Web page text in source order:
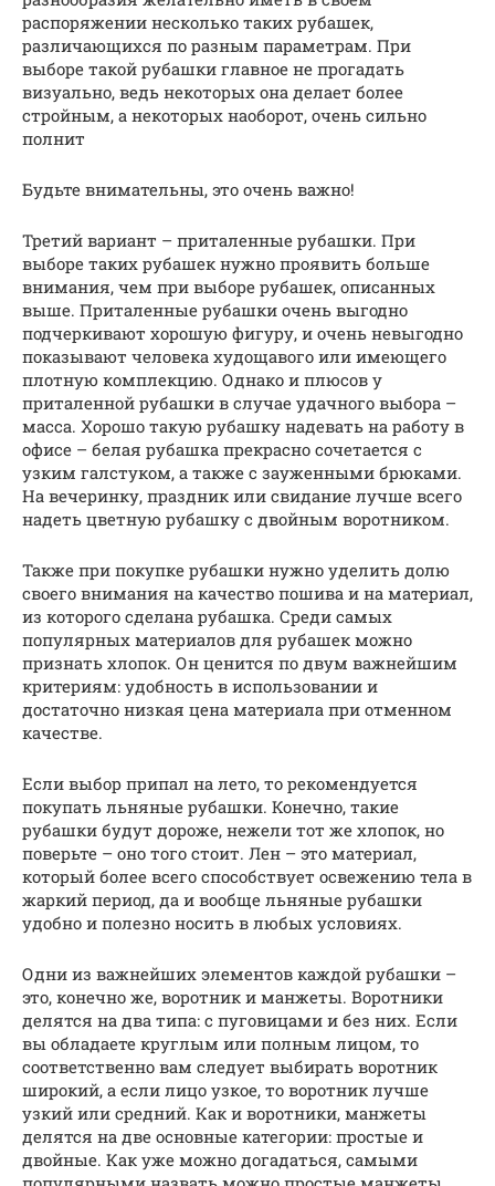
распоряжении несколько таких рубашек,
различающихся по разным параметрам. При
выборе такой рубашки главное не прогадать
визуально, ведь некоторых она делает более
стройным, а некоторых наоборот, очень сильно
полнит
Будьте внимательны, это очень важно!
Третий вариант – приталенные рубашки. При
выборе таких рубашек нужно проявить больше
внимания, чем при выборе рубашек, описанных
выше. Приталенные рубашки очень выгодно
подчеркивают хорошую фигуру, и очень невыгодно
показывают человека худощавого или имеющего
плотную комплекцию. Однако и плюсов у
приталенной рубашки в случае удачного выбора –
масса. Хорошо такую рубашку надевать на работу в
офисе – белая рубашка прекрасно сочетается с
узким галстуком, а также с зауженными брюками.
На вечеринку, праздник или свидание лучше всего
надеть цветную рубашку с двойным воротником.
Также при покупке рубашки нужно уделить долю
своего внимания на качество пошива и на материал,
из которого сделана рубашка. Среди самых
популярных материалов для рубашек можно
признать хлопок. Он ценится по двум важнейшим
критериям: удобность в использовании и
достаточно низкая цена материала при отменном
качестве.
Если выбор припал на лето, то рекомендуется
покупать льняные рубашки. Конечно, такие
рубашки будут дороже, нежели тот же хлопок, но
поверьте – оно того стоит. Лен – это материал,
который более всего способствует освежению тела в
жаркий период, да и вообще льняные рубашки
удобно и полезно носить в любых условиях.
Одни из важнейших элементов каждой рубашки –
это, конечно же, воротник и манжеты. Воротники
делятся на два типа: с пуговицами и без них. Если
вы обладаете круглым или полным лицом, то
соответственно вам следует выбирать воротник
широкий, а если лицо узкое, то воротник лучше
узкий или средний. Как и воротники, манжеты
делятся на две основные категории: простые и
двойные. Как уже можно догадаться, самыми